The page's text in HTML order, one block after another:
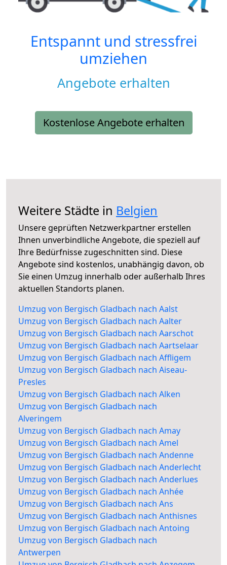
Entspannt und stressfrei
umziehen
Angebote erhalten
Kostenlose Angebote erhalten
Weitere Städte in Belgien
Unsere geprüften Netzwerkpartner erstellen
Ihnen unverbindliche Angebote, die speziell auf
Ihre Bedürfnisse zugeschnitten sind. Diese
Angebote sind kostenlos, unabhängig davon, ob
Sie einen Umzug innerhalb oder außerhalb Ihres
aktuellen Standorts planen.
Umzug von Bergisch Gladbach nach Aalst
Umzug von Bergisch Gladbach nach Aalter
Umzug von Bergisch Gladbach nach Aarschot
Umzug von Bergisch Gladbach nach Aartselaar
Umzug von Bergisch Gladbach nach Affligem
Umzug von Bergisch Gladbach nach Aiseau-
Presles
Umzug von Bergisch Gladbach nach Alken
Umzug von Bergisch Gladbach nach
Alveringem
Umzug von Bergisch Gladbach nach Amay
Umzug von Bergisch Gladbach nach Amel
Umzug von Bergisch Gladbach nach Andenne
Umzug von Bergisch Gladbach nach Anderlecht
Umzug von Bergisch Gladbach nach Anderlues
Umzug von Bergisch Gladbach nach Anhée
Umzug von Bergisch Gladbach nach Ans
Umzug von Bergisch Gladbach nach Anthisnes
Umzug von Bergisch Gladbach nach Antoing
Umzug von Bergisch Gladbach nach
Antwerpen